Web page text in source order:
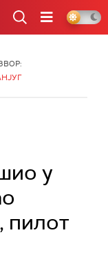
у
пилот